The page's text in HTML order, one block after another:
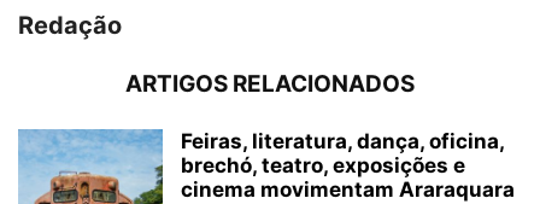
Redação
ARTIGOS RELACIONADOS
Feiras, literatura, dança, oficina,
brechó, teatro, exposições e
cinema movimentam Araraquara